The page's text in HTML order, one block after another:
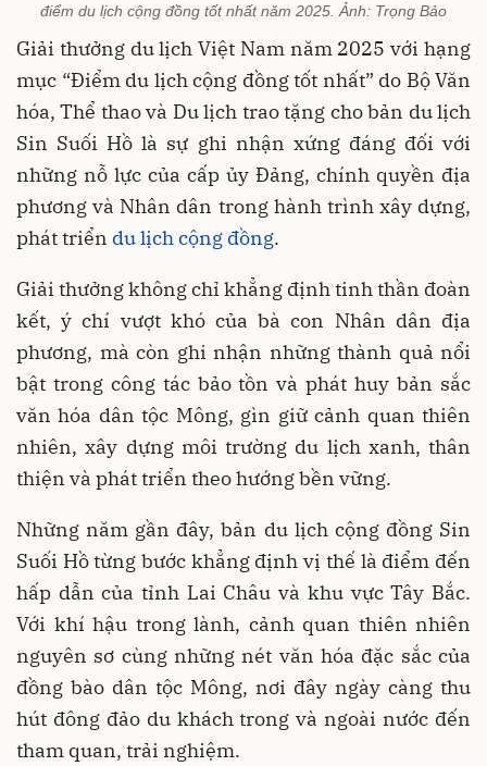
điểm du lịch cộng đồng tốt nhất năm 2025. Ảnh: Trọng Bảo
Giải thưởng du lịch Việt Nam năm 2025 với hạng
mục “Điểm du lịch cộng đồng tốt nhất” do Bộ Văn
hóa, Thể thao và Du lịch trao tặng cho bản du lịch
Sin Suối Hồ là sự ghi nhận xứng đáng đối với
những nỗ lực của cấp ủy Đảng, chính quyền địa
phương và Nhân dân trong hành trình xây dựng,
phát triển du lịch cộng đồng.
Giải thưởng không chỉ khẳng định tinh thần đoàn
kết, ý chí vượt khó của bà con Nhân dân địa
phương, mà còn ghi nhận những thành quả nổi
bật trong công tác bảo tồn và phát huy bản sắc
văn hóa dân tộc Mông, gìn giữ cảnh quan thiên
nhiên, xây dựng môi trường du lịch xanh, thân
thiện và phát triển theo hướng bền vững.
Những năm gần đây, bản du lịch cộng đồng Sin
Suối Hồ từng bước khẳng định vị thế là điểm đến
hấp dẫn của tỉnh Lai Châu và khu vực Tây Bắc.
Với khí hậu trong lành, cảnh quan thiên nhiên
nguyên sơ cùng những nét văn hóa đặc sắc của
đồng bào dân tộc Mông, nơi đây ngày càng thu
hút đông đảo du khách trong và ngoài nước đến
tham quan, trải nghiệm.